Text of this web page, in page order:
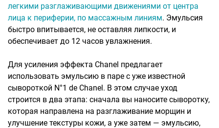
легкими разглаживающими движениями от центра
лица к периферии, по массажным линиям. Эмульсия
быстро впитывается, не оставляя липкости, и
обеспечивает до 12 часов увлажнения.
Для усиления эффекта Chanel предлагает
использовать эмульсию в паре с уже известной
сывороткой N°1 de Chanel. В этом случае уход
строится в два этапа: сначала вы наносите сыворотку,
которая направлена на разглаживание морщин и
улучшение текстуры кожи, а уже затем — эмульсию,